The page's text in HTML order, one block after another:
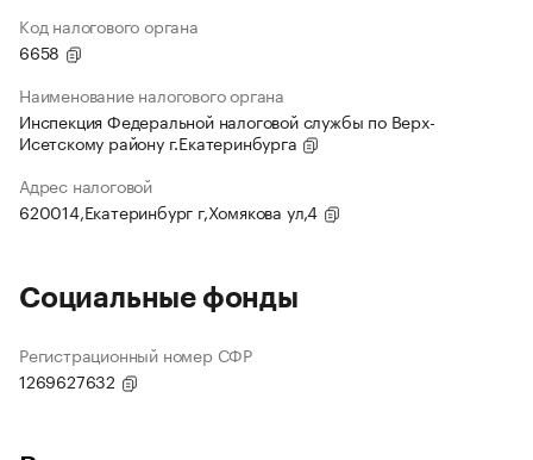
Код налогового органа
6658
Наименование налогового органа
Инспекция Федеральной налоговой службы по Верх-
Исетскому району г.Екатеринбурга
Адрес налоговой
620014,Екатеринбург г,Хомякова ул,4
Социальные фонды
Регистрационный номер СФР
1269627632